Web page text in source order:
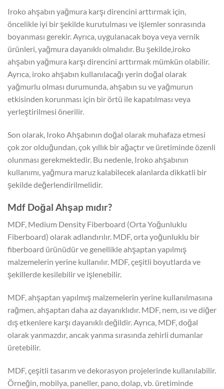
Iroko ahşabın yağmura karşı direncini arttırmak için,
öncelikle iyi bir şekilde kurutulması ve işlemler sonrasında
boyanması gerekir. Ayrıca, uygulanacak boya veya vernik
ürünleri, yağmura dayanıklı olmalıdır. Bu şekilde,iroko
ahşabın yağmura karşı direncini arttırmak mümkün olabilir.
Ayrıca, iroko ahşabın kullanılacağı yerin doğal olarak
yağmurlu olması durumunda, ahşabın su ve yağmurun
etkisinden korunması için bir örtü ile kapatılması veya
yerleştirilmesi önerilir.
Son olarak, Iroko Ahşabının doğal olarak muhafaza etmesi
çok zor olduğundan, çok yıllık bir ağaçtır ve üretiminde özenli
olunması gerekmektedir. Bu nedenle, Iroko ahşabının
kullanımı, yağmura maruz kalabilecek alanlarda dikkatli bir
şekilde değerlendirilmelidir.
Mdf Doğal Ahşap mıdır?
MDF, Medium Density Fiberboard (Orta Yoğunluklu
Fiberboard) olarak adlandırılır. MDF, orta yoğunluklu bir
fiberboard ürünüdür ve genellikle ahşaptan yapılmış
malzemelerin yerine kullanılır. MDF, çeşitli boyutlarda ve
şekillerde kesilebilir ve işlenebilir.
MDF, ahşaptan yapılmış malzemelerin yerine kullanılmasına
rağmen, ahşaptan daha az dayanıklıdır. MDF, nem, ısı ve diğer
dış etkenlere karşı dayanıklı değildir. Ayrıca, MDF, doğal
olarak yanmazdır, ancak yanma sırasında zehirli dumanlar
üretebilir.
MDF, çeşitli tasarım ve dekorasyon projelerinde kullanılabilir.
Örneğin, mobilya, paneller, pano, dolap, vb. üretiminde